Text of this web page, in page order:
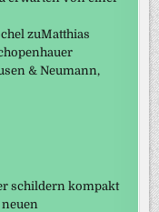
zuMatthias
& Neumann,
schildern kompakt